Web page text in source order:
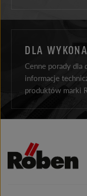
DLA
Cenne porady dla
informacje
produktów marki